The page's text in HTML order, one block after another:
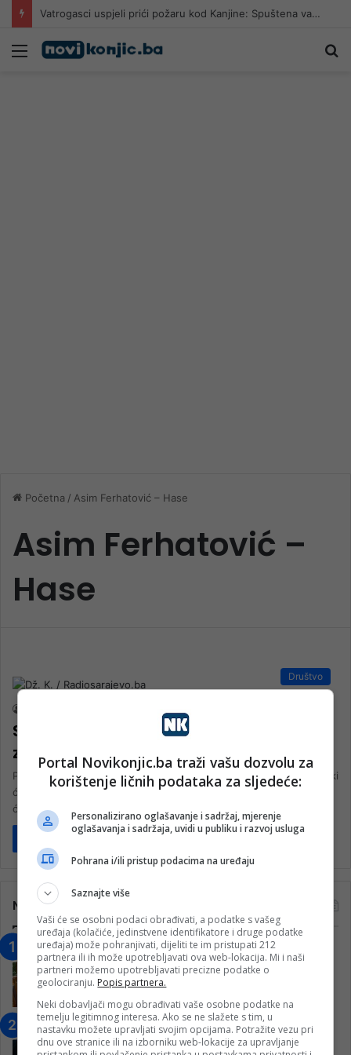
Vatrogasci uspjeli prići požaru kod Kanjine: Spuštena vatrogasna linija, borba s vatrom i dalje traje
Meni
Početna / Asim Ferhatović – Hase
Asim Ferhatović –
Hase
Društvo
Sarajevski ćevapi će uskoro biti
zaštićeni kao brend
Prošle godine pokrenuta je procedura kako bi se zaštitili sarajevski
ćevapi kao brend. Inicijativu je pokrenulo Udruženje sarajevskih
ćevabdžija, a…
Pročitaj više
Najčitanije
“Obrazovanje gradi BiH-Jovan Divjak“
– Konjic je u posljednje 22 godine imao
25 ​​stipendista
15. Februara 2023.
Nogometaši Igmana iznenadili
Konjičanke cvijećem i besplatnim
Portal Novikonjic.ba traži vašu dozvolu za
korištenje ličnih podataka za sljedeće:
Personalizirano oglašavanje i sadržaj, mjerenje
oglašavanja i sadržaja, uvidi u publiku i razvoj usluga
Pohrana i/ili pristup podacima na uređaju
Saznajte više
Vaši će se osobni podaci obrađivati, a podatke s vašeg
uređaja (kolačiće, jedinstvene identifikatore i druge podatke
uređaja) može pohranjivati, dijeliti te im pristupati 212
partnera ili ih može upotrebljavati ova web-lokacija. Mi i naši
partneri možemo upotrebljavati precizne podatke o
geolociranju. Popis partnera.
Neki dobavljači mogu obrađivati vaše osobne podatke na
temelju legitimnog interesa. Ako se ne slažete s tim, u
nastavku možete upravljati svojim opcijama. Potražite vezu pri
dnu ove stranice ili na izborniku web-lokacije za upravljanje